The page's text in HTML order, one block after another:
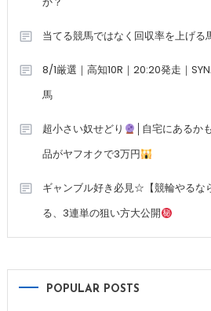
当てる競馬ではなく回収率を上げる
8/1厳選｜高知10R｜20:20発走｜
馬
超小さい奴せどり
│自宅にある
品がヤフオクで3万円
ギャンブル好き必見☆【競輪やるな
る、3連単の狙い方大公開
POPULAR POSTS